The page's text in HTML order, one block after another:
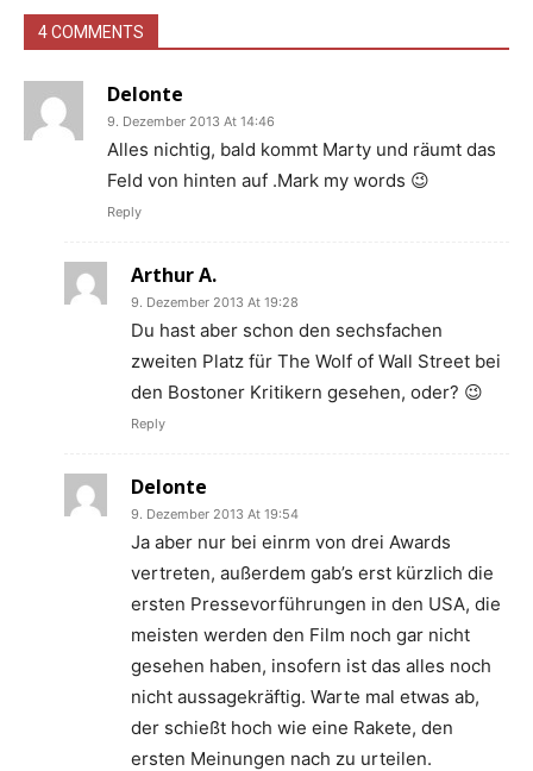
4 COMMENTS
Delonte
9. Dezember 2013 At 14:46
Alles nichtig, bald kommt Marty und räumt das
Feld von hinten auf .Mark my words 😉
Reply
Arthur A.
9. Dezember 2013 At 19:28
Du hast aber schon den sechsfachen
zweiten Platz für The Wolf of Wall Street bei
den Bostoner Kritikern gesehen, oder? 😉
Reply
Delonte
9. Dezember 2013 At 19:54
Ja aber nur bei einrm von drei Awards
vertreten, außerdem gab’s erst kürzlich die
ersten Pressevorführungen in den USA, die
meisten werden den Film noch gar nicht
gesehen haben, insofern ist das alles noch
nicht aussagekräftig. Warte mal etwas ab,
der schießt hoch wie eine Rakete, den
ersten Meinungen nach zu urteilen.